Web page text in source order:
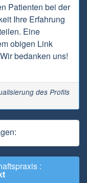
Patienten bei der
Ihre Erfahrung
Eine
obigen Link
bedanken uns!
des Profils
: